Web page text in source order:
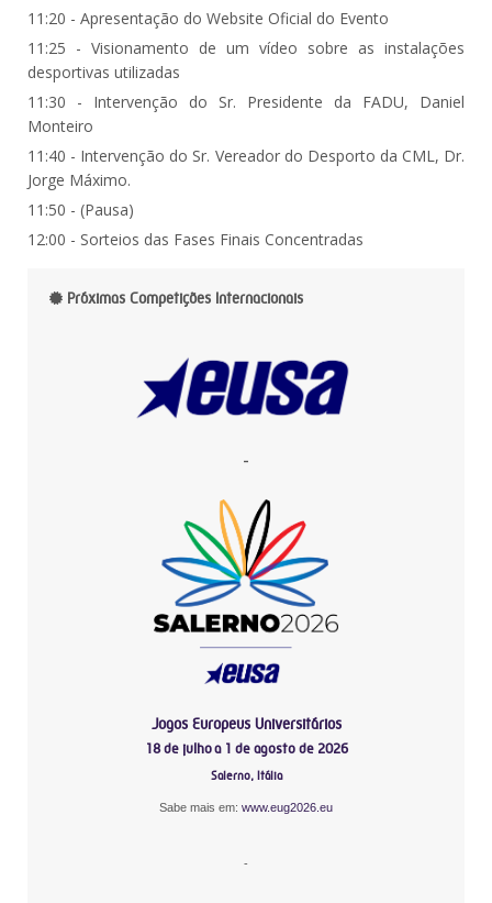
11:20 - Apresentação do Website Oficial do Evento
11:25 - Visionamento de um vídeo sobre as instalações
desportivas utilizadas
11:30 - Intervenção do Sr. Presidente da FADU, Daniel
Monteiro
11:40 - Intervenção do Sr. Vereador do Desporto da CML, Dr.
Jorge Máximo.
11:50 - (Pausa)
12:00 - Sorteios das Fases Finais Concentradas
Próximas Competições Internacionais
-
Jogos Europeus Universitários
18 de julho a 1 de agosto de 2026
Salerno, Itália
Sabe mais em: www.eug2026.eu
-